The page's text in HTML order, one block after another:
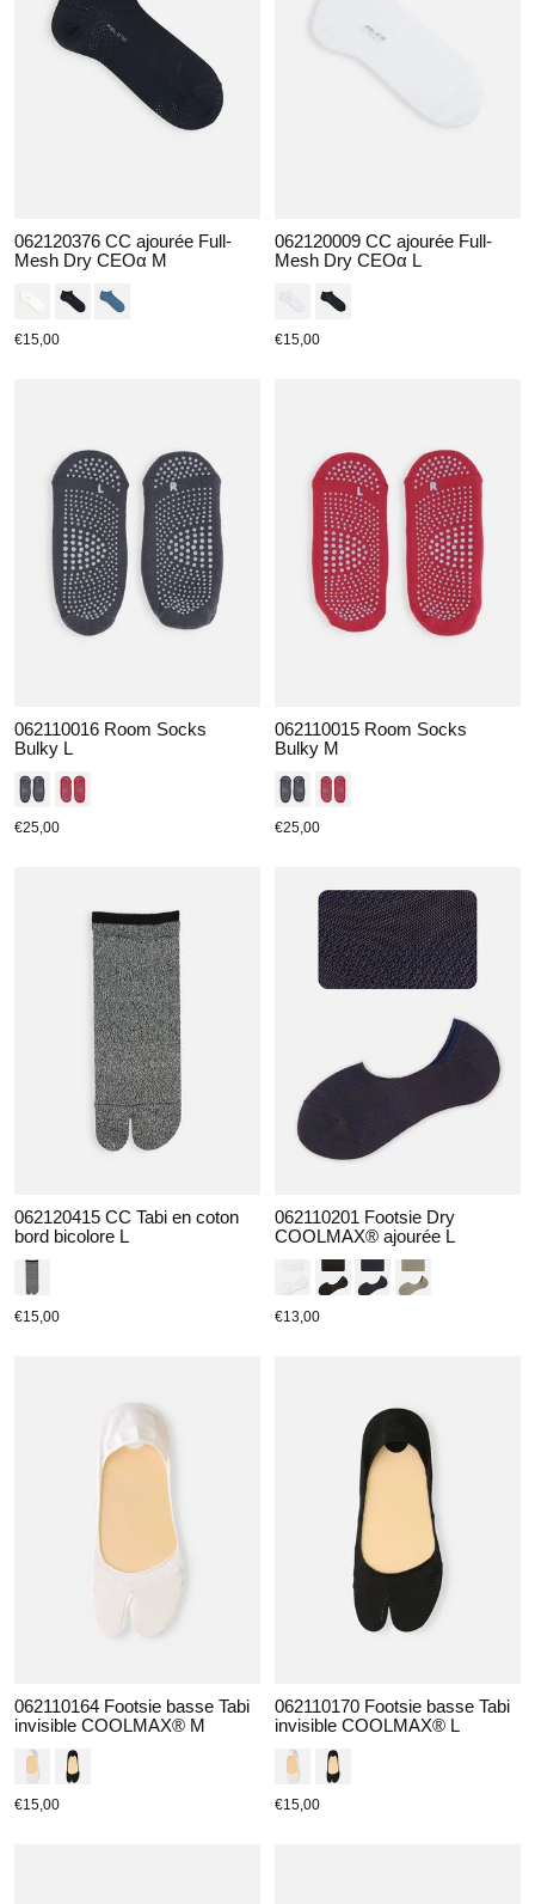
062120376 CC ajourée Full-
Mesh Dry CEOα M
€15,00
062120009 CC ajourée Full-
Mesh Dry CEOα L
€15,00
062110016 Room Socks
Bulky L
€25,00
062110015 Room Socks
Bulky M
€25,00
062120415 CC Tabi en coton
bord bicolore L
€15,00
062110201 Footsie Dry
COOLMAX® ajourée L
€13,00
062110164 Footsie basse Tabi
invisible COOLMAX® M
€15,00
062110170 Footsie basse Tabi
invisible COOLMAX® L
€15,00